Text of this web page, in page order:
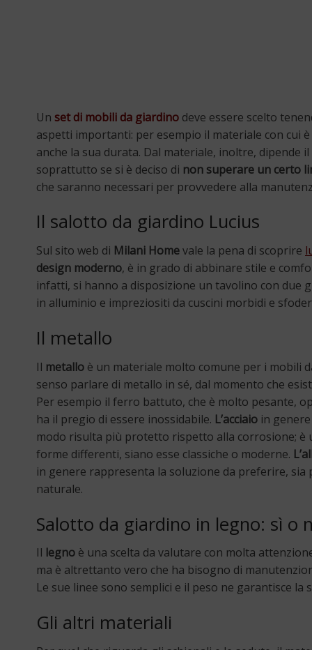
Un set di mobili da giardino deve essere scelto
aspetti importanti: per esempio il materiale con cui
anche la sua durata. Dal materiale, inoltre, dipende
soprattutto se si è deciso di non superare un certo
che saranno necessari per provvedere alla
Il salotto da giardino Lucius
Sul sito web di Milani Homevale la pena di scoprire
design moderno, è in grado di abbinare stile e
infatti, si hanno a disposizione un tavolino con
in alluminio e impreziositi da cuscini morbidi e
Il metallo
Il metallo è un materiale molto comune per i mobili
senso parlare di metallo in sé, dal momento che
Per esempio il ferro battuto, che è molto pesante,
ha il pregio di essere inossidabile. L’acciaio in
modo risulta più protetto rispetto alla corrosione; è
forme differenti, siano esse classiche o moderne.
in genere rappresenta la soluzione da preferire,
naturale.
Salotto da giardino in legno: sì o
Il legno è una scelta da valutare con molta
ma è altrettanto vero che ha bisogno di
Le sue linee sono semplici e il peso ne garantisce la
Gli altri materiali